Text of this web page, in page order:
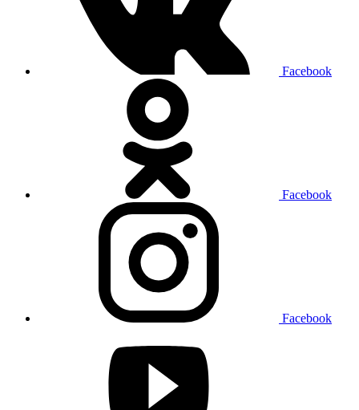
Facebook
Facebook
Facebook